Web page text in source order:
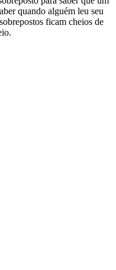
quando alguém leu seu
ficam cheios de